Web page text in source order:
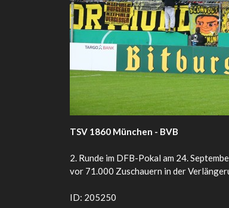
TSV 1860 München - BVB
2. Runde im DFB-Pokal am 24.
vor 71.000 Zuschauern in der
ID: 205250